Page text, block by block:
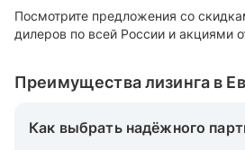
Посмотрите предложения со
дилеров по всей России и акциями
Преимущества лизинга в
Как выбрать надёжного